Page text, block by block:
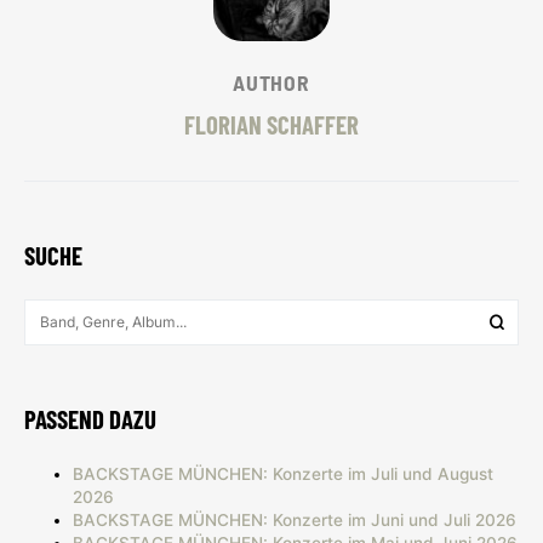
AUTHOR
FLORIAN SCHAFFER
SUCHE
PASSEND DAZU
BACKSTAGE MÜNCHEN: Konzerte im Juli und August
2026
BACKSTAGE MÜNCHEN: Konzerte im Juni und Juli 2026